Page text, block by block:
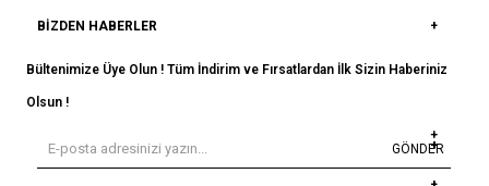
BIZDEN HABERLER
Bültenimize Üye Olun ! Tüm İndirim ve Fırsatlardan İlk Sizin Haberiniz
Olsun !
GÖNDER